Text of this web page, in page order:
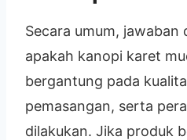
Secara umum, jawaban
apakah kanopi karet
bergantung pada
pemasangan, serta
dilakukan. Jika produk